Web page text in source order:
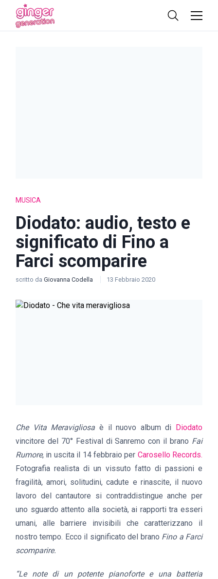
MUSICA
Diodato: audio, testo e
significato di Fino a
Farci scomparire
scritto da Giovanna Codella 13 Febbraio 2020
Che Vita Meravigliosa è il nuovo album di Diodato
vincitore del 70° Festival di Sanremo con il brano Fai
Rumore, in uscita il 14 febbraio per Carosello Records.
Fotografia realista di un vissuto fatto di passioni e
fragilità, amori, solitudini, cadute e rinascite, il nuovo
lavoro del cantautore si contraddistingue anche per
uno sguardo attento alla società, ai rapporti tra esseri
umani, alle barriere invisibili che caratterizzano il
nostro tempo. Ecco il significato del brano Fino a Farci
scomparire.
“Le note di un potente pianoforte e una batteria